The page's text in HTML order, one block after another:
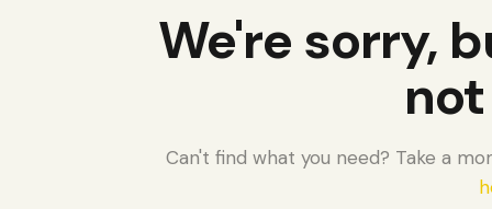
We're sorry,
Can't find what you need? Take a